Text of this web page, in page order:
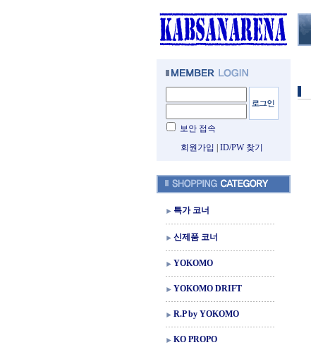
보안 접속
회원가입
ID/PW 찾기
특가 코너
신제품 코너
YOKOMO
YOKOMO DRIFT
R.P by YOKOMO
KO PROPO